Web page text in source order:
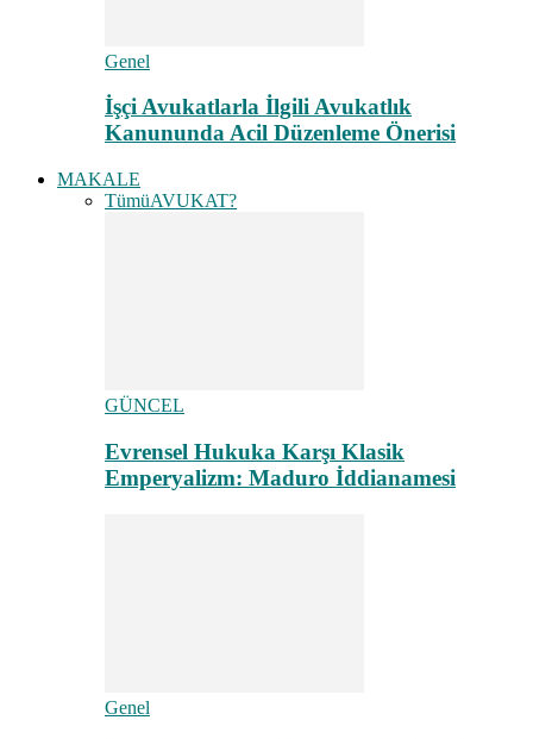
Genel
İşçi Avukatlarla İlgili Avukatlık
Kanununda Acil Düzenleme Önerisi
MAKALE
TümüAVUKAT?
GÜNCEL
Evrensel Hukuka Karşı Klasik
Emperyalizm: Maduro İddianamesi
Genel